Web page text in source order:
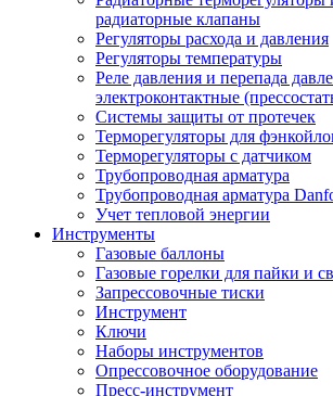
радиаторные клапаны
Регуляторы расхода и давления
Регуляторы температуры
Реле давления и перепада
электроконтактные
Системы защиты от протечек
Терморегуляторы для
Терморегуляторы с датчиком
Трубопроводная арматура
Трубопроводная арматура
Учет тепловой энергии
Инструменты
Газовые баллоны
Газовые горелки для пайки и
Запрессовочные тиски
Инструмент
Ключи
Наборы инструментов
Опрессовочное оборудование
Пресс-инструмент